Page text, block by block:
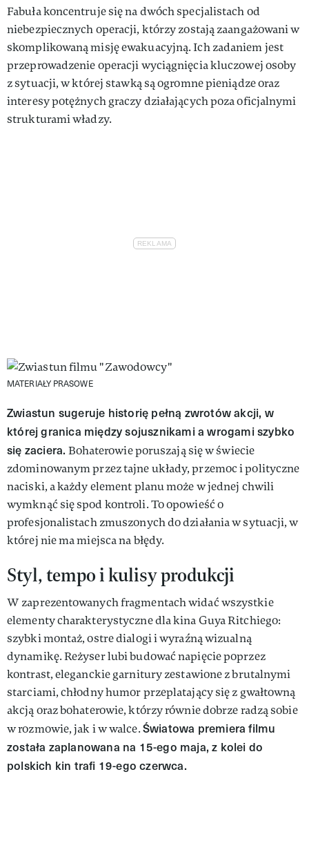
Fabuła koncentruje się na dwóch specjalistach od
niebezpiecznych operacji, którzy zostają zaangażowani w
skomplikowaną misję ewakuacyjną. Ich zadaniem jest
przeprowadzenie operacji wyciągnięcia kluczowej osoby
z sytuacji, w której stawką są ogromne pieniądze oraz
interesy potężnych graczy działających poza oficjalnymi
strukturami władzy.
MATERIAŁY PRASOWE
Zwiastun sugeruje historię pełną zwrotów akcji, w
której granica między sojusznikami a wrogami szybko
się zaciera. Bohaterowie poruszają się w świecie
zdominowanym przez tajne układy, przemoc i polityczne
naciski, a każdy element planu może w jednej chwili
wymknąć się spod kontroli. To opowieść o
profesjonalistach zmuszonych do działania w sytuacji, w
której nie ma miejsca na błędy.
Styl, tempo i kulisy produkcji
W zaprezentowanych fragmentach widać wszystkie
elementy charakterystyczne dla kina Guya Ritchiego:
szybki montaż, ostre dialogi i wyraźną wizualną
dynamikę. Reżyser lubi budować napięcie poprzez
kontrast, eleganckie garnitury zestawione z brutalnymi
starciami, chłodny humor przeplatający się z gwałtowną
akcją oraz bohaterowie, którzy równie dobrze radzą sobie
w rozmowie, jak i w walce.Światowa premiera filmu
została zaplanowana na 15-ego maja, z kolei do
polskich kin trafi 19-ego czerwca.